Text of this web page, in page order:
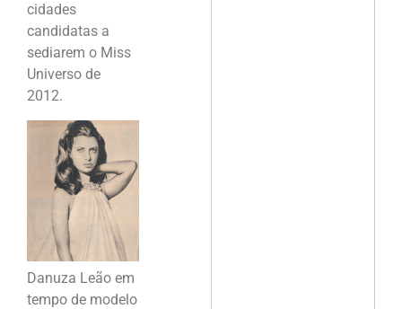
cidades
candidatas a
sediarem o Miss
Universo de
2012.
Danuza Leão em
tempo de modelo